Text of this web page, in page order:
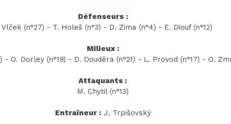
Défenseurs :
Vlček (n°27) - T. Holeš (n°3) - D. Zima (n°4) - E. Diouf (n°12)
Milieux :
- O. Dorley (n°19) - D. Douděra (n°21) - L. Provod (n°17) - O.
Attaquants :
M. Chytil (n°13)
Entraîneur : J. Trpišovský